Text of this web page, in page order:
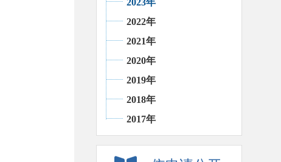
2023年
2022年
2021年
2020年
2019年
2018年
2017年